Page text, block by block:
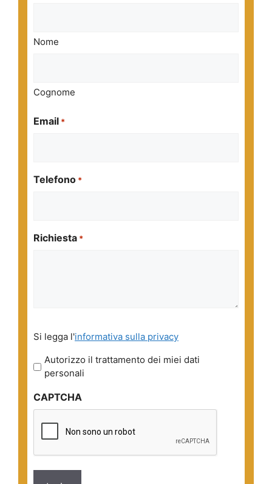
Nome
Cognome
Email *
Telefono *
Richiesta *
legga
l'informativa
sulla
*
Si legga l'informativa sulla privacy
Autorizzo il trattamento dei miei dati
personali
CAPTCHA